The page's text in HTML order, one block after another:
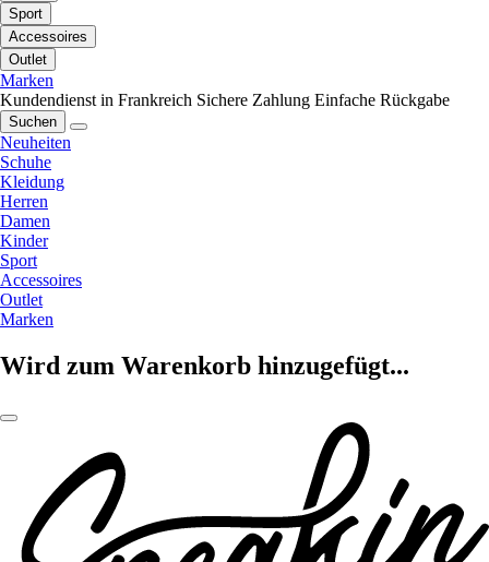
Sport
Accessoires
Outlet
Marken
Kundendienst in Frankreich Sichere Zahlung Einfache Rückgabe
Suchen
Neuheiten
Schuhe
Kleidung
Herren
Damen
Kinder
Sport
Accessoires
Outlet
Marken
Wird zum Warenkorb hinzugefügt...